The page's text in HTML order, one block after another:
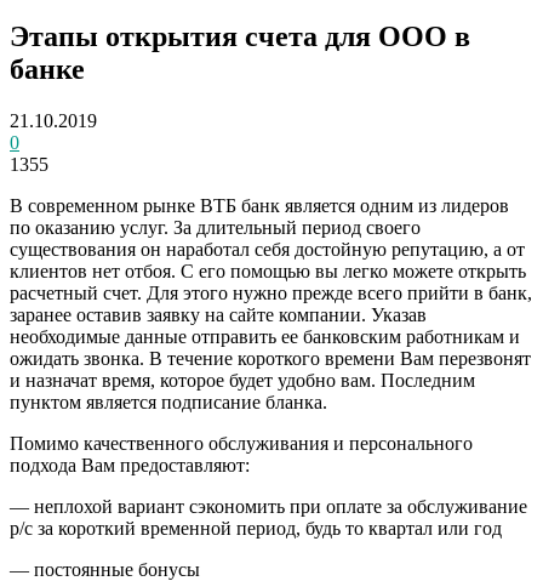
Этапы открытия счета для ООО в
банке
21.10.2019
0
1355
В современном рынке ВТБ банк является одним из лидеров
по оказанию услуг. За длительный период своего
существования он наработал себя достойную репутацию, а от
клиентов нет отбоя. С его помощью вы легко можете открыть
расчетный счет. Для этого нужно прежде всего прийти в банк,
заранее оставив заявку на сайте компании. Указав
необходимые данные отправить ее банковским работникам и
ожидать звонка. В течение короткого времени Вам перезвонят
и назначат время, которое будет удобно вам. Последним
пунктом является подписание бланка.
Помимо качественного обслуживания и персонального
подхода Вам предоставляют:
— неплохой вариант сэкономить при оплате за обслуживание
р/с за короткий временной период, будь то квартал или год
— постоянные бонусы